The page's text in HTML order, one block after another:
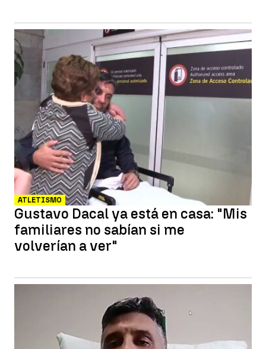
ATLETISMO
Gustavo Dacal ya está en casa: "Mis
familiares no sabían si me
volverían a ver"